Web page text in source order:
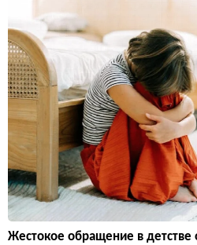
Жестокое обращение в детстве